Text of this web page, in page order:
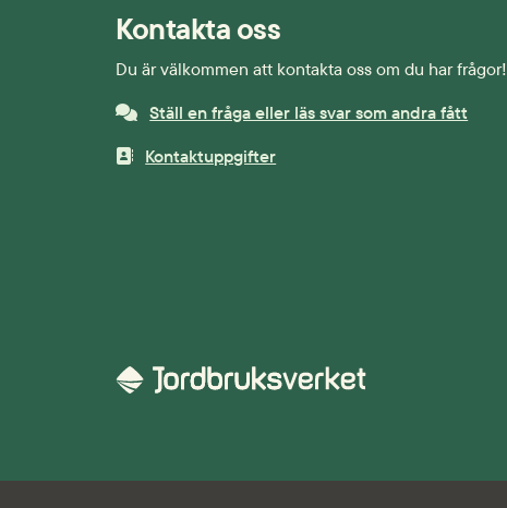
Kontakta oss
Du är välkommen att kontakta oss om du har frågor!
Ställ en fråga eller läs svar som andra fått
Kontaktuppgifter